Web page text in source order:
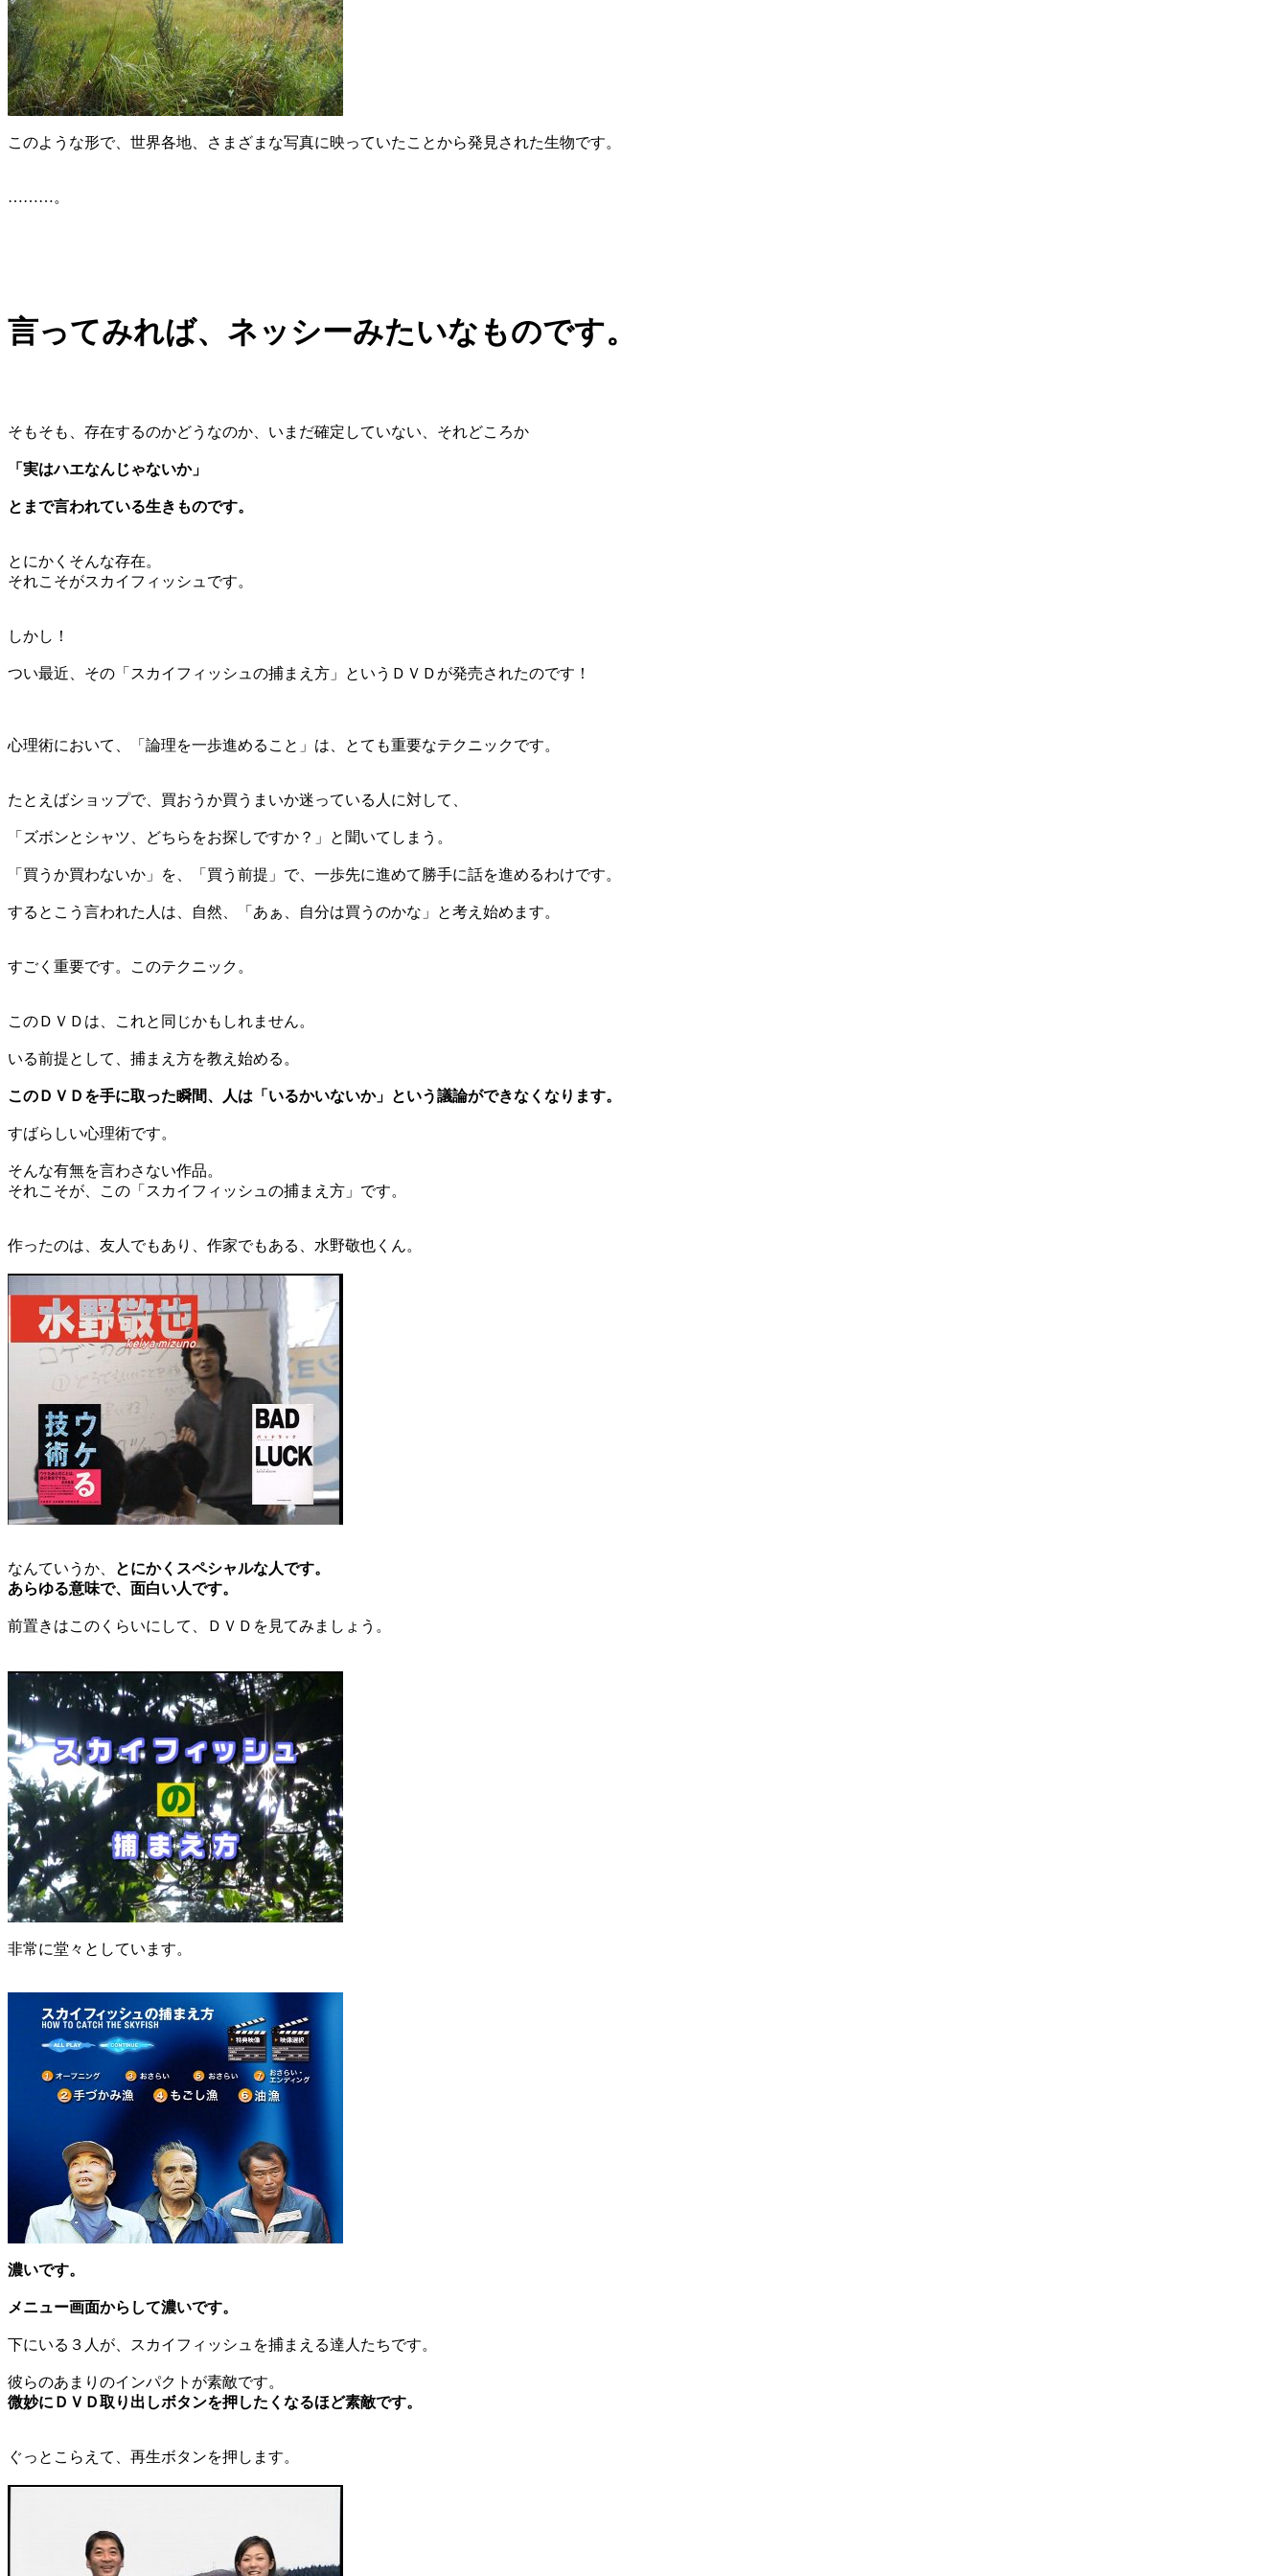
このような形で、世界各地、さまざまな写真に映っていたことから発見された生物です。
………。
言ってみれば、ネッシーみたいなものです。
そもそも、存在するのかどうなのか、いまだ確定していない、それどころか
「実はハエなんじゃないか」
とまで言われている生きものです。
とにかくそんな存在。
それこそがスカイフィッシュです。
しかし！
つい最近、その「スカイフィッシュの捕まえ方」というＤＶＤが発売されたのです！
心理術において、「論理を一歩進めること」は、とても重要なテクニックです。
たとえばショップで、買おうか買うまいか迷っている人に対して、
「ズボンとシャツ、どちらをお探しですか？」と聞いてしまう。
「買うか買わないか」を、「買う前提」で、一歩先に進めて勝手に話を進めるわけです。
するとこう言われた人は、自然、「あぁ、自分は買うのかな」と考え始めます。
すごく重要です。このテクニック。
このＤＶＤは、これと同じかもしれません。
いる前提として、捕まえ方を教え始める。
このＤＶＤを手に取った瞬間、人は「いるかいないか」という議論ができなくなります。
すばらしい心理術です。
そんな有無を言わさない作品。
それこそが、この「スカイフィッシュの捕まえ方」です。
作ったのは、友人でもあり、作家でもある、水野敬也くん。
なんていうか、
とにかくスペシャルな人です。
あらゆる意味で、面白い人です。
前置きはこのくらいにして、ＤＶＤを見てみましょう。
非常に堂々としています。
濃いです。
メニュー画面からして濃いです。
下にいる３人が、スカイフィッシュを捕まえる達人たちです。
彼らのあまりのインパクトが素敵です。
微妙にＤＶＤ取り出しボタンを押したくなるほど素敵です。
ぐっとこらえて、再生ボタンを押します。